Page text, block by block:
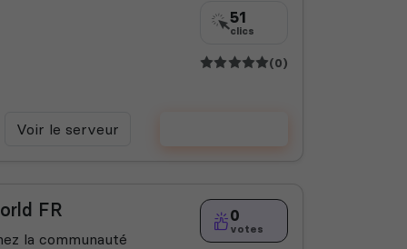
51
clics
(0)
Voir le serveur
FR
la communauté
0
votes